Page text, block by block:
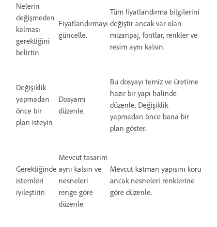
Nelerin
değişmeden
kalması
gerektiğini
belirtin
Fiyatlandırmayı
güncelle.
Tüm fiyatlandırma bilgilerini
değiştir ancak var olan
mizanpaj, fontlar, renkler ve
resim aynı kalsın.
Değişiklik
yapmadan
önce bir
plan isteyin
Dosyamı
düzenle.
Bu dosyayı temiz ve üretime
hazır bir yapı halinde
düzenle. Değişiklik
yapmadan önce bana bir
plan göster.
Gerektiğinde
istemleri
iyileştirin
Mevcut tasarım
aynı kalsın ve
nesneleri
renge göre
düzenle.
Mevcut katman yapısını koru
ancak nesneleri renklerine
göre düzenle.